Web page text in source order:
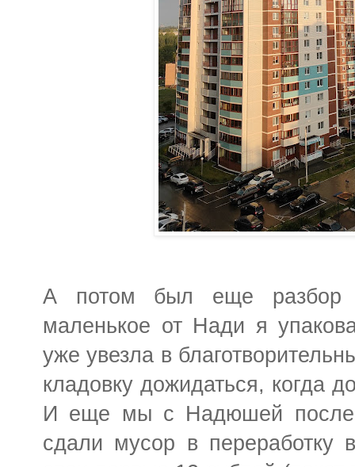
А потом был еще разбор
маленькое от Нади я
уже увезла в
кладовку дожидаться, когда
И еще мы с Надюшей после
сдали мусор в переработку